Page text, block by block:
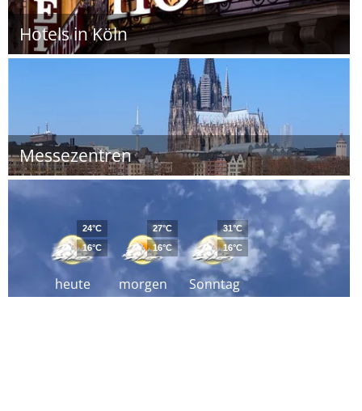
Hotels in Köln
Messezentren
heute
24°C
16°C
morgen
27°C
16°C
Sonntag
31°C
16°C